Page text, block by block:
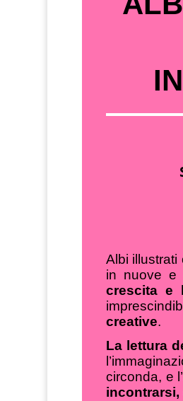
Albi illustrati
in nuove e
crescita e
creative.
La lettura
circonda, e